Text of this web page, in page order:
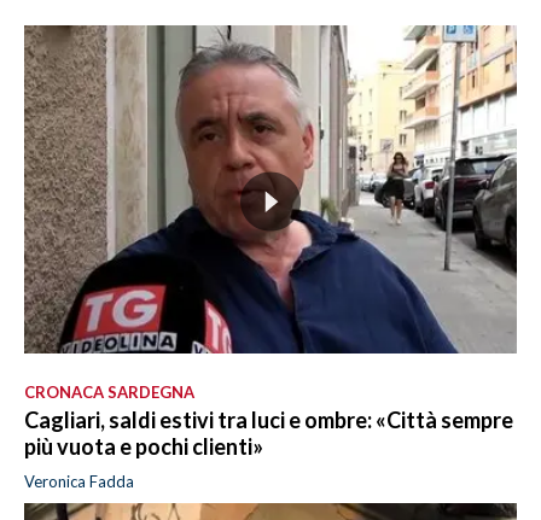
CRONACA SARDEGNA
Cagliari, saldi estivi tra luci e ombre: «Città sempre
più vuota e pochi clienti»
Veronica Fadda